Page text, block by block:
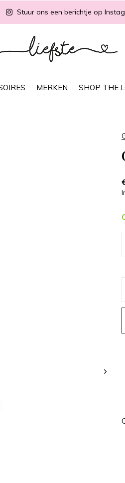
MERKEN SHOP THE
Stuur ons een berichtje op